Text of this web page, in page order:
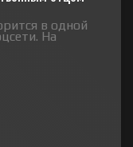
в одной
На